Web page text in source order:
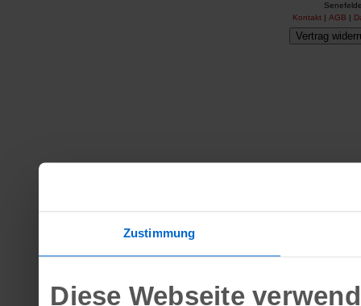
Zustimmung
Diese Webseite
Kontakt | AGB |
Vertrag